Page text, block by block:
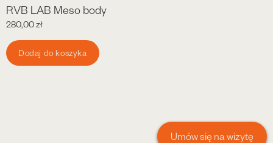
RVB LAB Meso body
280,00zł
Dodaj do koszyka
Umów się na wizytę